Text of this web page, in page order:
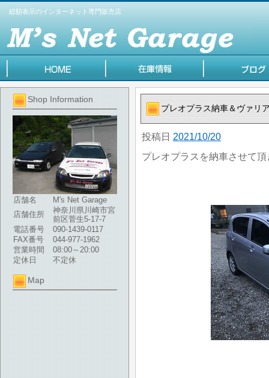
総額表示のインターネット専門販売店
Shop Information
店舗名
M's Net Garage
店舗住所
神奈川県川崎市宮
前区菅生5-17-7
電話番号
090-1439-0117
FAX番号
044-977-1962
営業時間
08:00～20:00
定休日
不定休
Map
プレオプラス納車＆ヴァリ
投稿日 2021/10/20
プレオプラスを納車させて